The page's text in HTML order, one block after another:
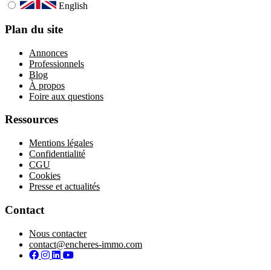
English
Plan du site
Annonces
Professionnels
Blog
À propos
Foire aux questions
Ressources
Mentions légales
Confidentialité
CGU
Cookies
Presse et actualités
Contact
Nous contacter
contact@encheres-immo.com
Facebook
Instagram
LinkedIn
YouTube